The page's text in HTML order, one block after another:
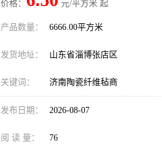
价格： 元/平方米 起
产品数量： 6666.00平方米
发货地址： 山东省淄博张店区
关键词： 济南陶瓷纤维毡商
发布日期： 2026-08-07
阅 读 量： 76